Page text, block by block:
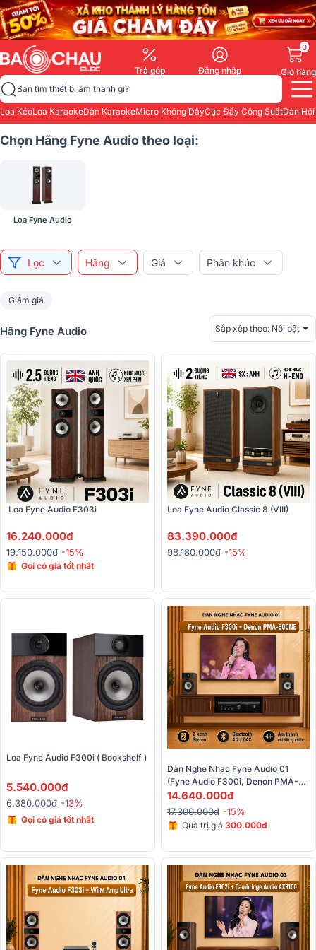
Trả góp Đăng nhập
0
Giỏ hàng
Bạn tìm thiết bị âm thanh gì?
Loa KéoLoa KaraokeDàn KaraokeMicro Không DâyCục Đẩy Công SuấtDàn
Chọn Hãng Fyne Audio theo loại:
Loa Fyne Audio
Lọc Hãng Giá Phân khúc
Giảm giá
Hãng Fyne Audio Sắp xếp theo: Nổi bật
Loa Fyne Audio F303i
16.240.000đ
19.150.000đ -15%
Gọi có giá tốt nhất
Loa Fyne Audio Classic 8 (VIII)
83.390.000đ
98.180.000đ -15%
Loa Fyne Audio F300i ( Bookshelf )
5.540.000đ
6.380.000đ -13%
Gọi có giá tốt nhất
Dàn Nghe Nhạc Fyne Audio 01
(Fyne Audio F300i, Denon PMA-
600NE)
14.640.000đ
17.300.000đ -15%
Quà trị giá 300.000đ